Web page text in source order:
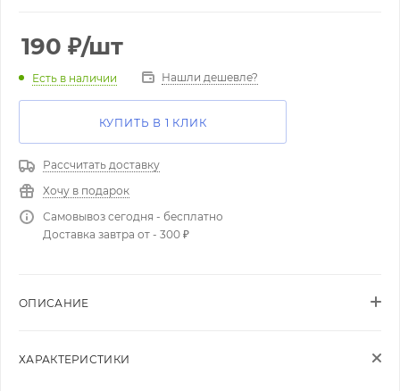
190 ₽/шт
Есть в наличии Нашли дешевле?
КУПИТЬ В 1 КЛИК
Рассчитать доставку
Хочу в подарок
Самовывоз сегодня - бесплатно
Доставка завтра от - 300 ₽
ОПИСАНИЕ
ХАРАКТЕРИСТИКИ